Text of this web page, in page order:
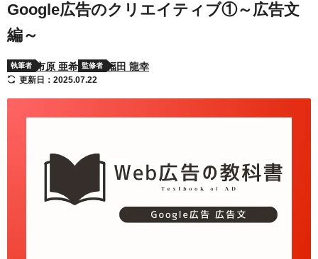
Google広告のクリエイティブ①～広告文
編～
執筆者 市原 亜希 監修者 福田 龍幸
更新日：2025.07.22